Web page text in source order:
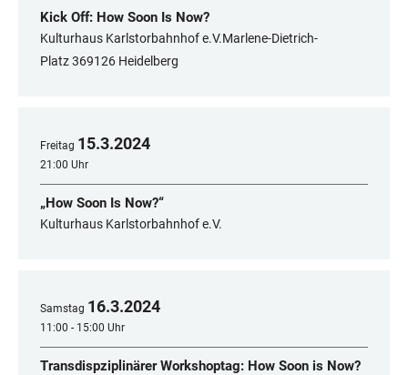
Kick Off: How Soon Is Now?
Kulturhaus Karlstorbahnhof e.V.Marlene-Dietrich-
Platz 369126 Heidelberg
Freitag 15.3.2024
21:00 Uhr
„How Soon Is Now?“
Kulturhaus Karlstorbahnhof e.V.
Samstag 16.3.2024
11:00 - 15:00 Uhr
Transdispziplinärer Workshoptag: How Soon is Now?